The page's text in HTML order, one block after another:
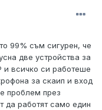
99% съм сигурен, че
две устройства за
и всичко си работеше
за скаип и вход
проблем през
да работят само един